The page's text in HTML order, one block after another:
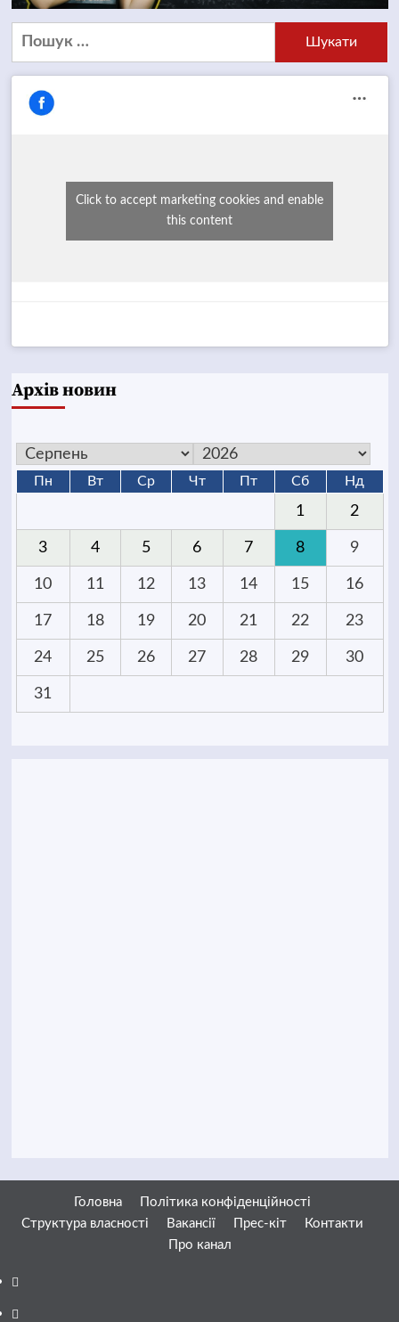
Пошук:
Click to accept marketing cookies and enable
this content
Архів новин
Пн Вт Ср Чт Пт Сб Нд
1 2
3 4 5 6 7 8 9
10 11 12 13 14 15 16
17 18 19 20 21 22 23
24 25 26 27 28 29 30
31
Головна
Політика конфіденційності
Структура власності
Вакансії Прес-кіт
Контакти
Про канал
Facebook
YouTube